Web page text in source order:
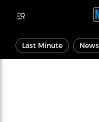
Last Minute News